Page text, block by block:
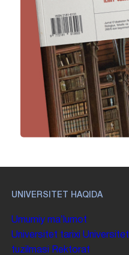
UNIVERSITET HAQIDA
Umumiy maʼlumot
Universitet tarixi Universitet
tuzilmasi
Rektorat